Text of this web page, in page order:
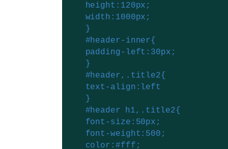
height:120px;
width:1000px;
}
#header-inner{
padding-left:30px;
}
#header,.title2{
text-align:left
}
#header h1,.title2{
font-size:50px;
font-weight:500;
color:#fff;